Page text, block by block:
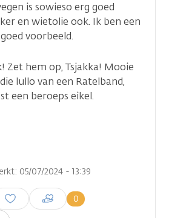
is sowieso erg goed
en wietolie ook. Ik ben een
voorbeeld.
Zet hem op, Tsjakka! Mooie
lullo van een Ratelband,
een beroeps eikel.
05/07/2024 - 13:39
0
een reactie te